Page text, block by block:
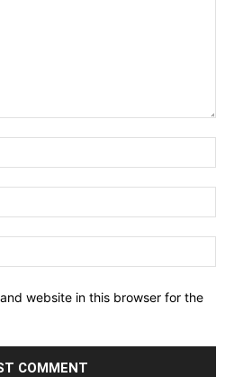
website in this browser for the